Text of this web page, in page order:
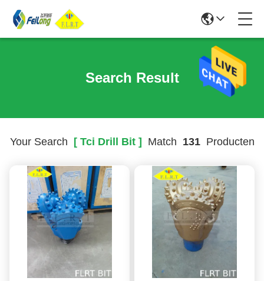
Search Result
Your Search [ Tci Drill Bit ] Match 131Producten